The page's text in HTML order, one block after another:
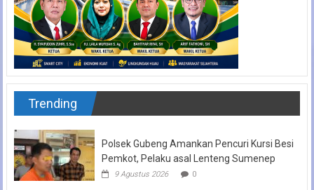
Trending
Polsek Gubeng Amankan Pencuri Kursi Besi
Pemkot, Pelaku asal Lenteng Sumenep
9 Agustus 2026 0